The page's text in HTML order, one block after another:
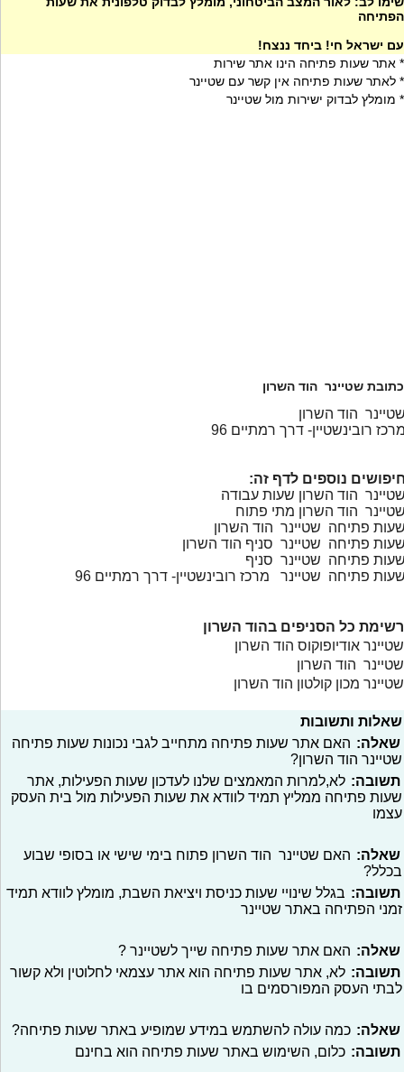
הפתיחה
עם ישראל חי! ביחד ננצח!
* אתר שעות פתיחה הינו אתר שירות
* לאתר שעות פתיחה אין קשר עם שטיינר
* מומלץ לבדוק ישירות מול שטיינר
כתובת שטיינר הוד השרון
הוד השרון
רובינשטיין- דרך רמתיים 96
נוספים לדף זה:
הוד השרון שעות עבודה
הוד השרון מתי פתוח
פתיחה שטיינר הוד השרון
פתיחה שטיינר סניף הוד השרון
פתיחה שטיינר סניף
פתיחה שטיינר מרכז רובינשטיין- דרך רמתיים 96
רשימת כל הסניפים בהוד השרון
שטיינר אודיופוקוס הוד השרון
שטיינר הוד השרון
שטיינר מכון קולטון הוד השרון
שאלות ותשובות
שאלה: האם אתר שעות פתיחה מתחייב לגבי נכונות שעות פתיחה
שטיינר הוד השרון?
תשובה: לא,למרות המאמצים שלנו לעדכון שעות הפעילות, אתר
שעות פתיחה ממליץ תמיד לוודא את שעות הפעילות מול בית העסק
עצמו
שאלה: האם שטיינר הוד השרון פתוח בימי שישי או בסופי שבוע
בכלל?
תשובה: בגלל שינויי שעות כניסת ויציאת השבת, מומלץ לוודא תמיד
זמני הפתיחה באתר שטיינר
שאלה: האם אתר שעות פתיחה שייך לשטיינר ?
תשובה: לא, אתר שעות פתיחה הוא אתר עצמאי לחלוטין ולא קשור
לבתי העסק המפורסמים בו
שאלה: כמה עולה להשתמש במידע שמופיע באתר שעות פתיחה?
תשובה: כלום, השימוש באתר שעות פתיחה הוא בחינם